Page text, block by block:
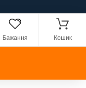
Бажання Кошик